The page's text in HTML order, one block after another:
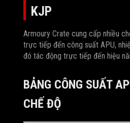
KJP
Armoury Crate cung cấp nhiều
trực tiếp đến công suất APU,
đó tác động trực tiếp đến hiệu
BẢNG CÔNG SUẤT
CHẾ ĐỘ